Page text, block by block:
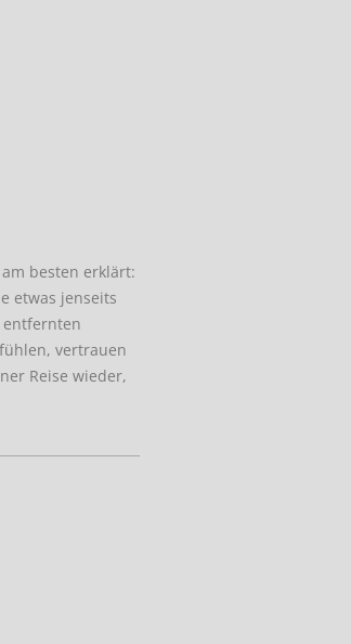
besten erklärt:
etwas jenseits
entfernten
vertrauen
Reise wieder,